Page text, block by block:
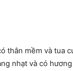
thân mềm và tua
nhạt và có